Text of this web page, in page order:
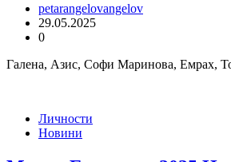
petarangelovangelov
29.05.2025
0
Галена, Азис, Софи Маринова, Емрах,
Личности
Новини